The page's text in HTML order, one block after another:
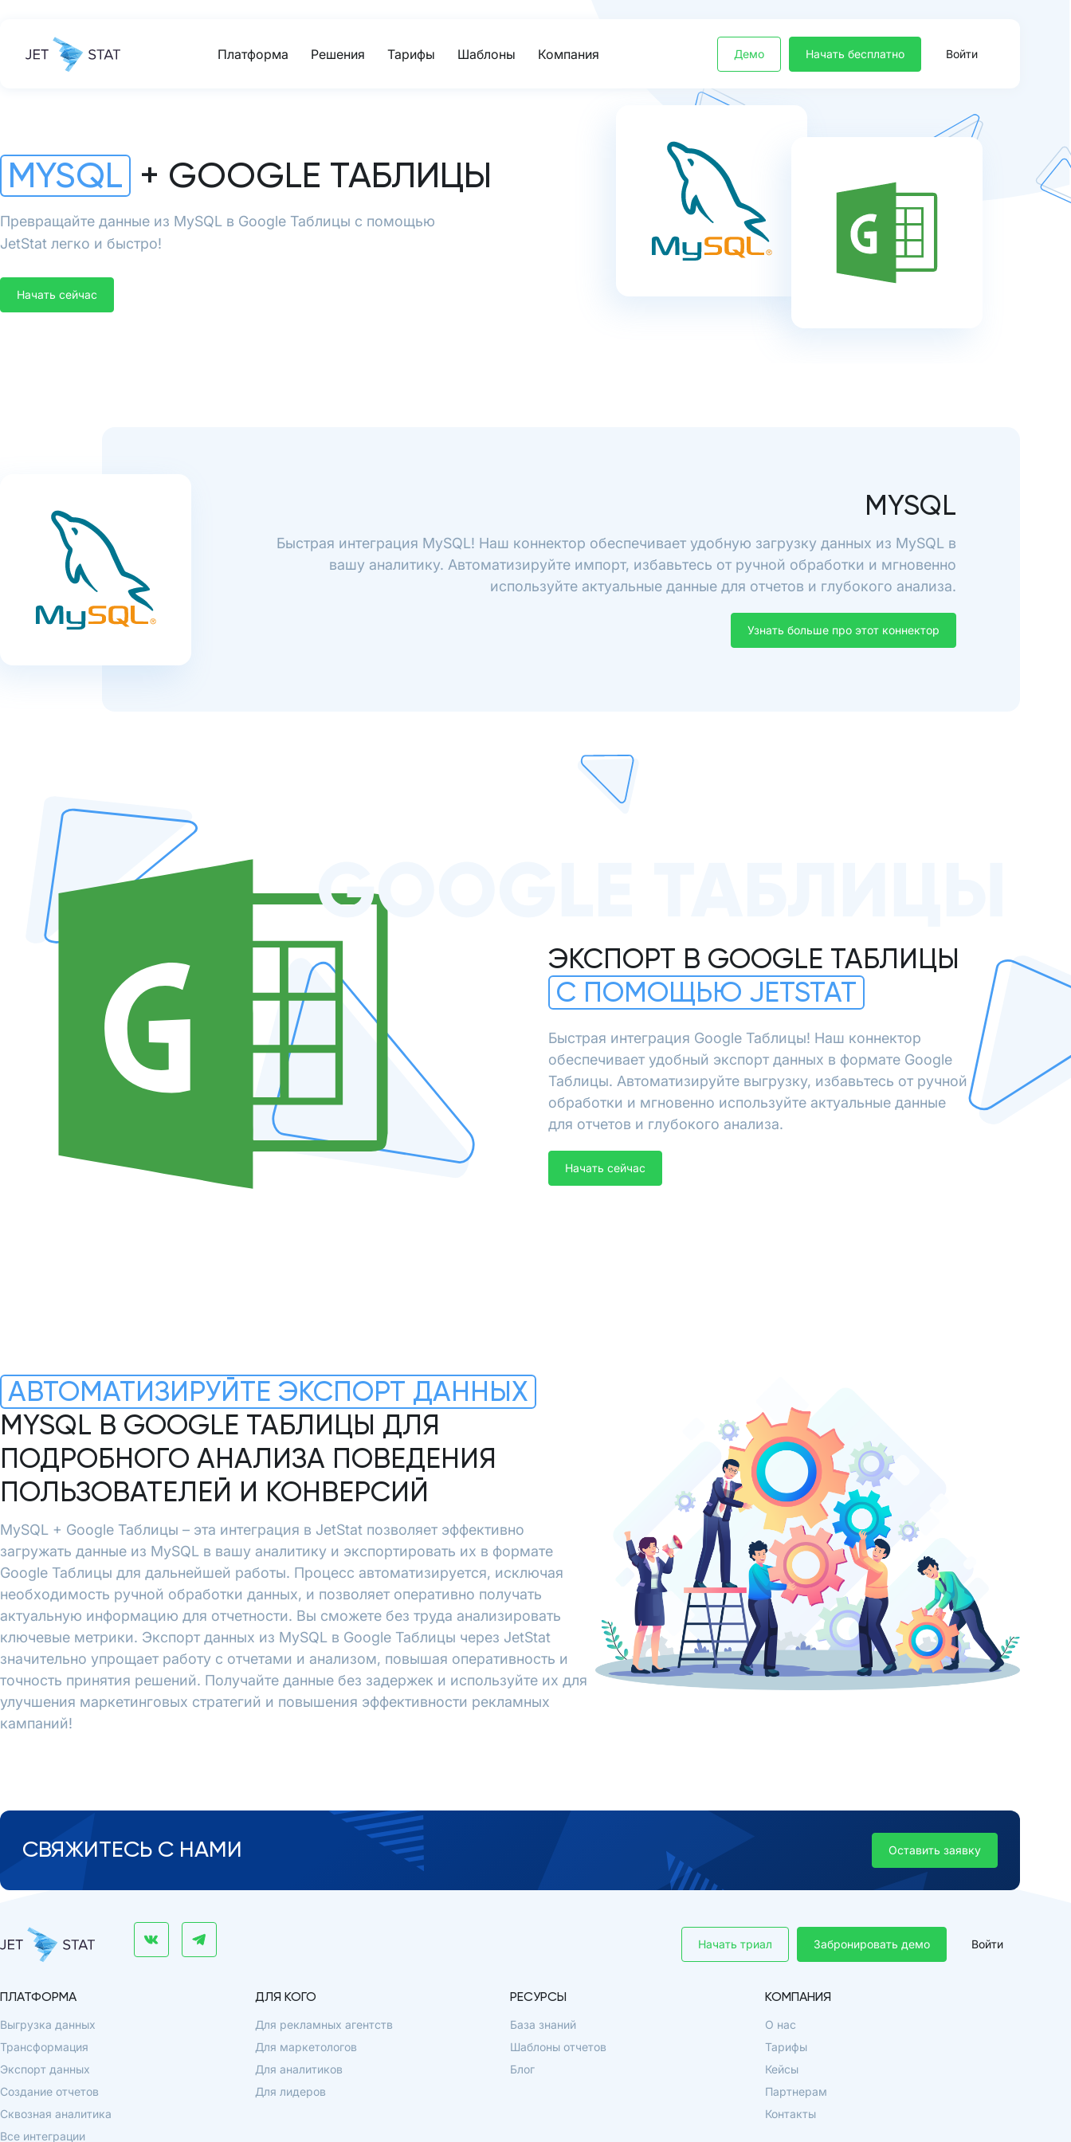
Платформа Решения Тарифы Шаблоны Компания Демо Начать бесплатно Войти
MYSQL + GOOGLE ТАБЛИЦЫ
Превращайте данные из MySQL в Google Таблицы с помощью
JetStat легко и быстро!
Начать сейчас
MYSQL
Быстрая интеграция MySQL! Наш коннектор обеспечивает удобную загрузку данных из MySQL в
вашу аналитику. Автоматизируйте импорт, избавьтесь от ручной обработки и мгновенно
используйте актуальные данные для отчетов и глубокого анализа.
Узнать больше про этот коннектор
GOOGLE ТАБЛИЦЫ
ЭКСПОРТ В GOOGLE ТАБЛИЦЫ
С ПОМОЩЬЮ JETSTAT
Быстрая интеграция Google Таблицы! Наш коннектор
обеспечивает удобный экспорт данных в формате Google
Таблицы. Автоматизируйте выгрузку, избавьтесь от ручной
обработки и мгновенно используйте актуальные данные
для отчетов и глубокого анализа.
Начать сейчас
АВТОМАТИЗИРУЙТЕ ЭКСПОРТ ДАННЫХ
MYSQL В GOOGLE ТАБЛИЦЫ ДЛЯ
ПОДРОБНОГО АНАЛИЗА ПОВЕДЕНИЯ
ПОЛЬЗОВАТЕЛЕЙ И КОНВЕРСИЙ
MySQL + Google Таблицы – эта интеграция в JetStat позволяет эффективно
загружать данные из MySQL в вашу аналитику и экспортировать их в формате
Google Таблицы для дальнейшей работы. Процесс автоматизируется, исключая
необходимость ручной обработки данных, и позволяет оперативно получать
актуальную информацию для отчетности. Вы сможете без труда анализировать
ключевые метрики. Экспорт данных из MySQL в Google Таблицы через JetStat
значительно упрощает работу с отчетами и анализом, повышая оперативность и
точность принятия решений. Получайте данные без задержек и используйте их для
улучшения маркетинговых стратегий и повышения эффективности рекламных
кампаний!
СВЯЖИТЕСЬ С НАМИ Оставить заявку
Забронировать демо
Начать триал Войти
ПЛАТФОРМА
Выгрузка данных
Трансформация
Экспорт данных
Создание отчетов
Сквозная аналитика
Все интеграции
ДЛЯ КОГО
Для рекламных агентств
Для маркетологов
Для аналитиков
Для лидеров
РЕСУРСЫ
База знаний
Шаблоны отчетов
Блог
КОМПАНИЯ
О нас
Тарифы
Кейсы
Партнерам
Контакты